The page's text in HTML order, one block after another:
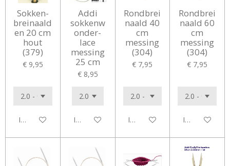
Sokken-
breinaald
en 20 cm
hout
(379)
€ 9,95
In winkelwagen
Addi
sokkenw
onder-
lace
messing
25 cm
€ 8,95
In winkelwagen
Rondbrei
naald 40
cm
messing
(304)
€ 7,95
In winkelwagen
Rondbrei
naald 60
cm
messing
(304)
€ 7,95
In